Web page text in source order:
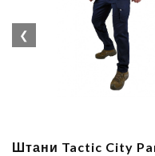
❮
Штани Tactic City